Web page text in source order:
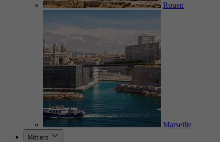
Rouen
Marseille
Métiers